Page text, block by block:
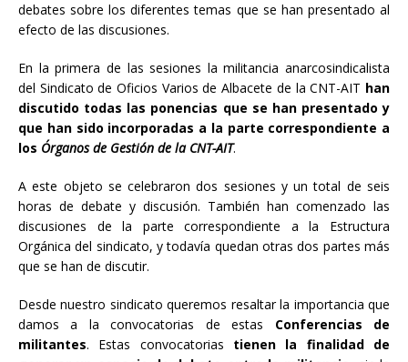
debates sobre los diferentes temas que se han presentado al
efecto de las discusiones.
En la primera de las sesiones la militancia anarcosindicalista
del Sindicato de Oficios Varios de Albacete de la CNT-AIT han
discutido todas las ponencias que se han presentado y
que han sido incorporadas a la parte correspondiente a
los Órganos de Gestión de la CNT-AIT.
A este objeto se celebraron dos sesiones y un total de seis
horas de debate y discusión. También han comenzado las
discusiones de la parte correspondiente a la Estructura
Orgánica del sindicato, y todavía quedan otras dos partes más
que se han de discutir.
Desde nuestro sindicato queremos resaltar la importancia que
damos a la convocatorias de estas Conferencias de
militantes. Estas convocatorias tienen la finalidad de